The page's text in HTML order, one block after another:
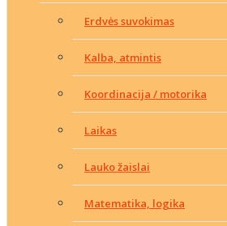
Erdvės suvokimas
Kalba, atmintis
Koordinacija / motorika
Laikas
Lauko žaislai
Matematika, logika